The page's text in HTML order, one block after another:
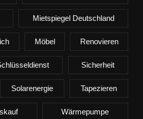
Mietspiegel Deutschland
Möbel Renovieren
Sicherheit
Solarenergie Tapezieren
Wärmepumpe